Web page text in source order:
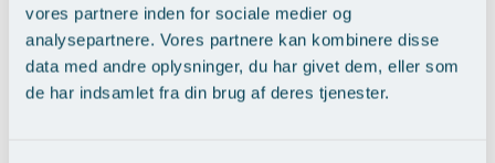
vores partnere inden for sociale medier og
analysepartnere. Vores partnere kan kombinere disse
data med andre oplysninger, du har givet dem, eller som
de har indsamlet fra din brug af deres tjenester.
og høj kvalitet i sundhedsydelser.
Læs hele ESG-rapporten her >